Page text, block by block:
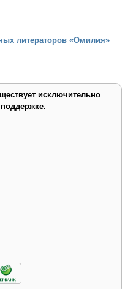
литераторов «Омилия»
исключительно